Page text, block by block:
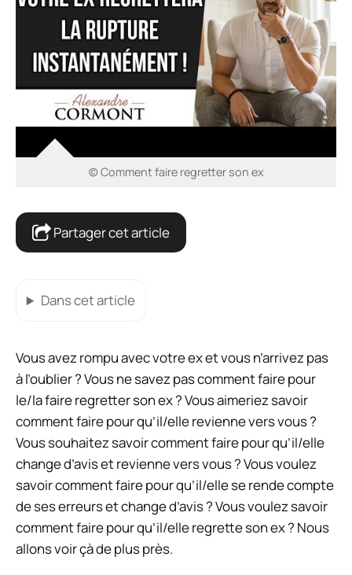
© Comment faire regretter son ex
Partager cet article
Dans cet article
Vous avez rompu avec votre ex et vous n’arrivez pas
à l’oublier ? Vous ne savez pas comment faire pour
le/la faire regretter son ex ? Vous aimeriez savoir
comment faire pour qu’il/elle revienne vers vous ?
Vous souhaitez savoir comment faire pour qu’il/elle
change d’avis et revienne vers vous ? Vous voulez
savoir comment faire pour qu’il/elle se rende compte
de ses erreurs et change d’avis ? Vous voulez savoir
comment faire pour qu’il/elle regrette son ex ? Nous
allons voir çà de plus près.